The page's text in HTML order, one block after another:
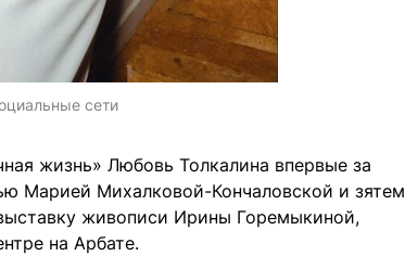
сети
жизнь» Любовь Толкалина впервые за
Марией Михалковой-Кончаловской и зятем
живописи Ирины Горемыкиной,
на Арбате.